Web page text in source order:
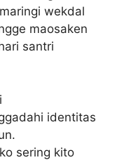
wekdal
maosaken
santri
identitas
sering kito